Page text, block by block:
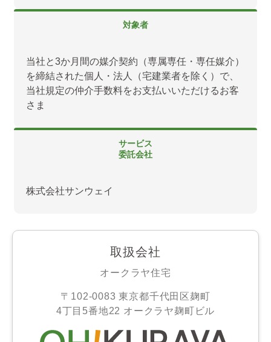
対象者
当社と3か月間の媒介契約（専属専任・専任媒介）
を締結された個人・法人（宅建業者を除く）で、
当社規定の仲介手数料をお支払いいただけるお客
さま
サービス
委託会社
株式会社サンウェイ
取扱会社
オークラヤ住宅
〒102-0083 東京都千代田区麹町
4丁目5番地22 オークラヤ麹町ビル